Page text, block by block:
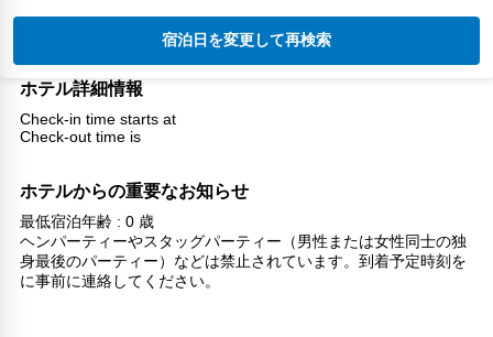
宿泊日を変更して再検索
ホテル詳細情報
Check-in time starts at
Check-out time is
ホテルからの重要なお知らせ
最低宿泊年齢 : 0 歳
ヘンパーティーやスタッグパーティー（男性または女性同士の独
身最後のパーティー）などは禁止されています。到着予定時刻を
に事前に連絡してください。